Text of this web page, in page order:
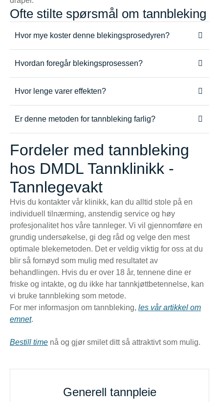
Generell tannpleie
Ofte stilte spørsmål om tannbleking
Hvor mye koster denne blekingsprosedyren?
Hvordan foregår blekingsprosessen?
Hvor lenge varer effekten?
Er denne metoden for tannbleking farlig?
Fordeler med tannbleking
hos DMDL Tannklinikk -
Tannlegevakt
Hvis du kontakter vår klinikk, kan du alltid stole på en
individuell tilnærming, anstendig service og høy
profesjonalitet hos våre tannleger. Vi vil gjennomføre en
grundig undersøkelse, gi deg råd og velge den mest
optimale blekemetoden. Det er veldig viktig for oss at du
blir så fornøyd som mulig med resultatet av
behandlingen. Hvis du er over 18 år, tennene dine er
friske og intakte, og du ikke har tannkjøttbetennelse, kan
vi bruke tannbleking som metode.
For mer informasjon om tannbleking, les vår artikkel om
emnet.
Bestill time nå og gjør smilet ditt så attraktivt som mulig.